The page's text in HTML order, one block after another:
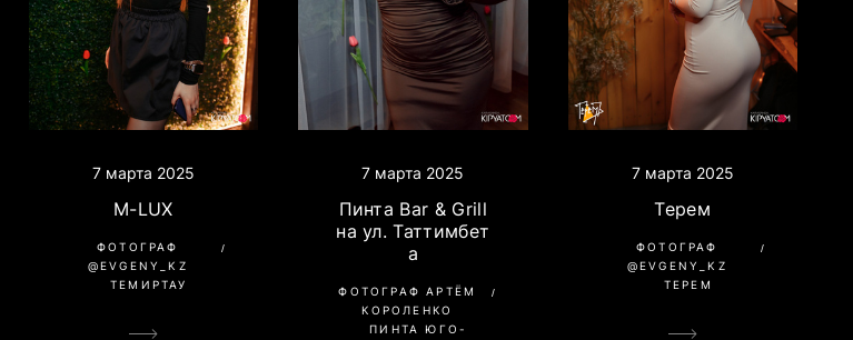
7 марта 2025
M-LUX
ФОТОГРАФ
@EVGENY_KZ
ТЕМИРТАУ
7 марта 2025
Пинта Bar & Grill
на ул. Таттимбет
а
ФОТОГРАФ АРТЁМ
КОРОЛЕНКО
ПИНТА ЮГО-
7 марта 2025
Терем
ФОТОГРАФ
@EVGENY_KZ
ТЕРЕМ